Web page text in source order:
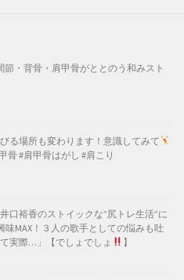
節・背骨・肩甲骨がととのう和みスト
る場所も変わります！意識してみて
骨 #肩甲骨はがし #肩こり
口裕香のストイックな”尻トレ生活”に
味MAX！３人の歌手としての悩みも吐
実際…」【でしょでしょ
】